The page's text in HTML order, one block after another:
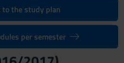
to the study plan
per semester